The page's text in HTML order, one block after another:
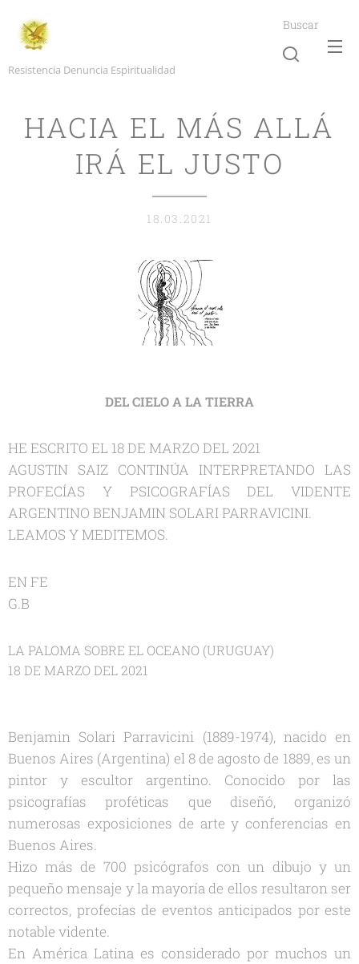
Resistencia Denuncia Espiritualidad
Buscar
HACIA EL MÁS ALLÁ
IRÁ EL JUSTO
18.03.2021
DEL CIELO A LA TIERRA
HE ESCRITO EL 18 DE MARZO DEL 2021
AGUSTIN SAIZ CONTINÚA INTERPRETANDO LAS
PROFECÍAS Y PSICOGRAFÍAS DEL VIDENTE
ARGENTINO BENJAMIN SOLARI PARRAVICINI.
LEAMOS Y MEDITEMOS.
EN FE
G.B
LA PALOMA SOBRE EL OCEANO (URUGUAY)
18 DE MARZO DEL 2021
Benjamin Solari Parravicini (1889-1974), nacido en
Buenos Aires (Argentina) el 8 de agosto de 1889, es un
pintor y escultor argentino. Conocido por las
psicografías proféticas que diseñó, organizó
numerosas exposiciones de arte y conferencias en
Buenos Aires.
Hizo más de 700 psicógrafos con un dibujo y un
pequeño mensaje y la mayoría de ellos resultaron ser
correctos, profecías de eventos anticipados por este
notable vidente.
En América Latina es considerado por muchos un